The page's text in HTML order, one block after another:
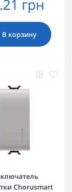
грн
В корзину
Chorusmart